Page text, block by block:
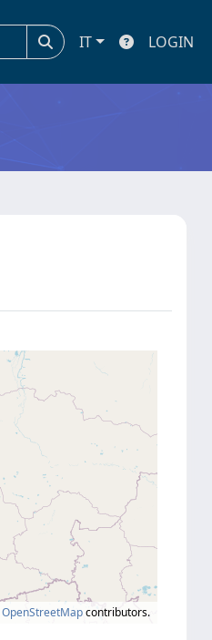
IT LOGIN
OpenStreetMapcontributors.